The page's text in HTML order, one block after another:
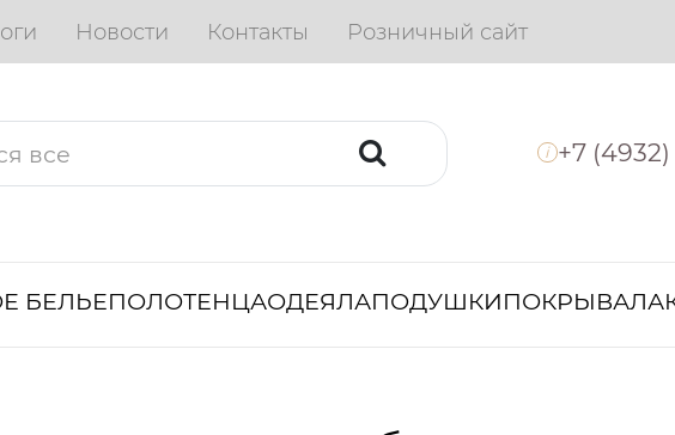
Новости Контакты Розничный сайт
i +7
БЕЛЬЕПОЛОТЕНЦАОДЕЯЛАПОДУШКИПОКРЫВАЛА